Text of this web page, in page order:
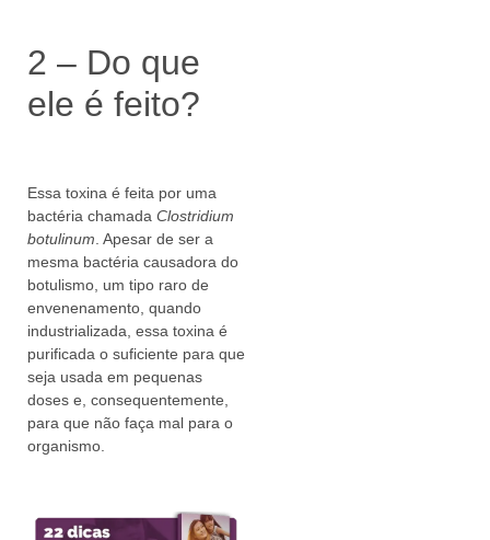
2 – Do que
ele é feito?
Essa toxina é feita por uma
bactéria chamada Clostridium
botulinum . Apesar de ser a
mesma bactéria causadora do
botulismo, um tipo raro de
envenenamento, quando
industrializada, essa toxina é
purificada o suficiente para que
seja usada em pequenas
doses e, consequentemente,
para que não faça mal para o
organismo.